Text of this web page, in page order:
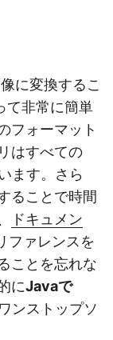
に変換するこ
て非常に簡単
フォーマット
はすべての
ます。さら
ることで時間
ドキュメン
ファレンスを
ことを忘れな
にJavaで
ンストップソ